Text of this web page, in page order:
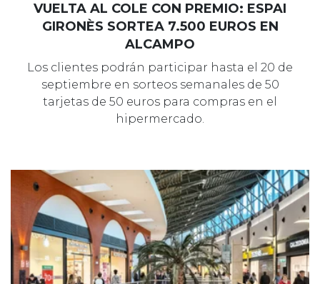
VUELTA AL COLE CON PREMIO: ESPAI
GIRONÈS SORTEA 7.500 EUROS EN
ALCAMPO
Los clientes podrán participar hasta el 20 de
septiembre en sorteos semanales de 50
tarjetas de 50 euros para compras en el
hipermercado.